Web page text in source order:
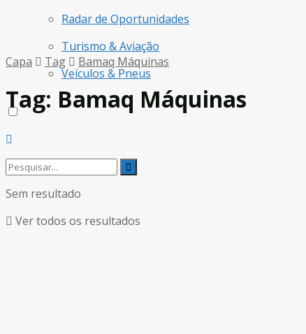
Radar de Oportunidades
Turismo & Aviação
Veículos & Pneus
Sem resultado
Ver todos os resultados
Capa Tag Bamaq Máquinas
Tag: Bamaq Máquinas